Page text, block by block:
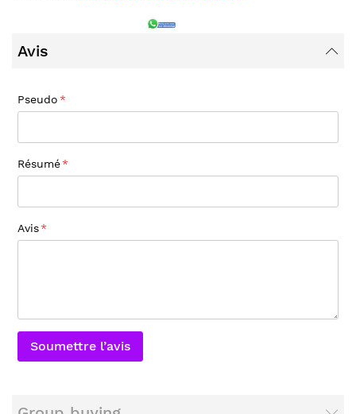
Avis
Pseudo
Résumé
Avis
Soumettre l’avis